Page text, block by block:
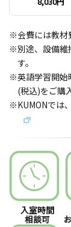
※会費には教材
※別途、設備維
す。
※英語学習開始
(税込)をご購
※KUMONでは
入室時間
相談可